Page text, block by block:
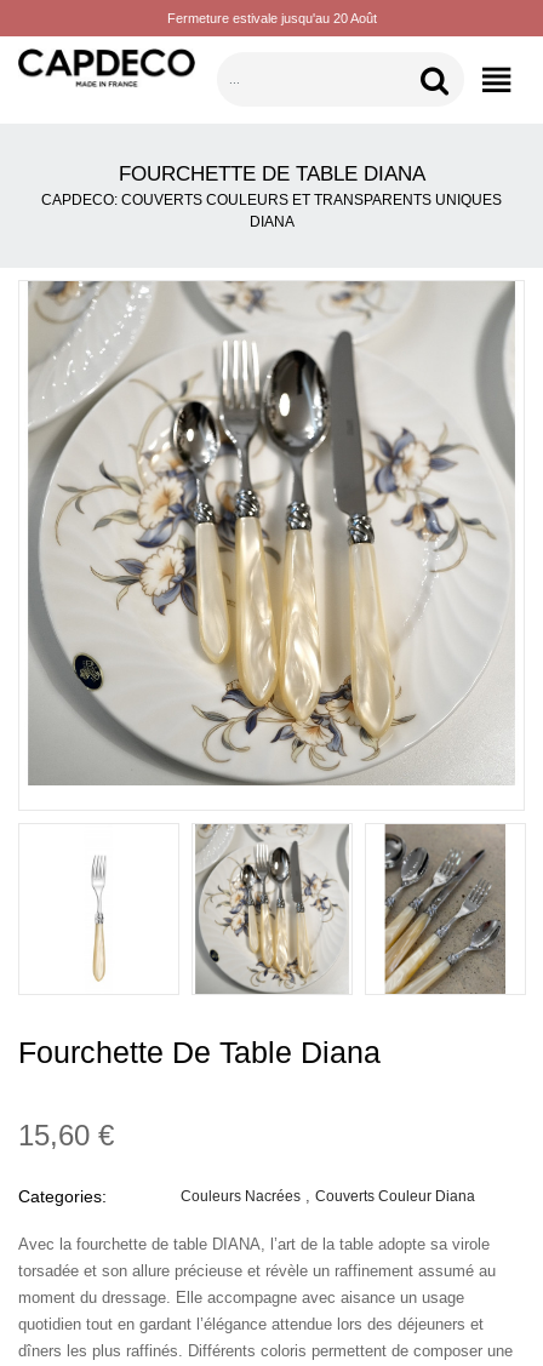
Fermeture estivale jusqu'au 20 Août
CATÉGORIES
FOURCHETTE DE TABLE DIANA
CAPDECO: COUVERTS COULEURS ET TRANSPARENTS UNIQUES
DIANA
Fourchette De Table Diana
15,60 €
Categories: Couleurs Nacrées Couverts Couleur Diana
Avec la fourchette de table DIANA, l’art de la table adopte sa virole
torsadée et son allure précieuse et révèle un raffinement assumé au
moment du dressage. Elle accompagne avec aisance un usage
quotidien tout en gardant l’élégance attendue lors des déjeuners et
dîners les plus raffinés. Différents coloris permettent de composer une